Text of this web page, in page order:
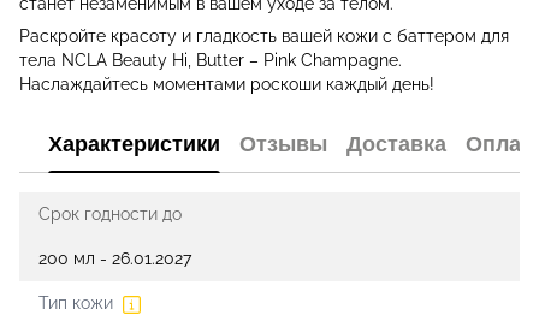
Раскройте красоту и гладкость вашей кожи с баттером для
тела NCLA Beauty Hi, Butter – Pink Champagne.
Наслаждайтесь моментами роскоши каждый день!
Характеристики Отзывы Доставка
Срок годности до
200 мл - 26.01.2027
Тип кожи